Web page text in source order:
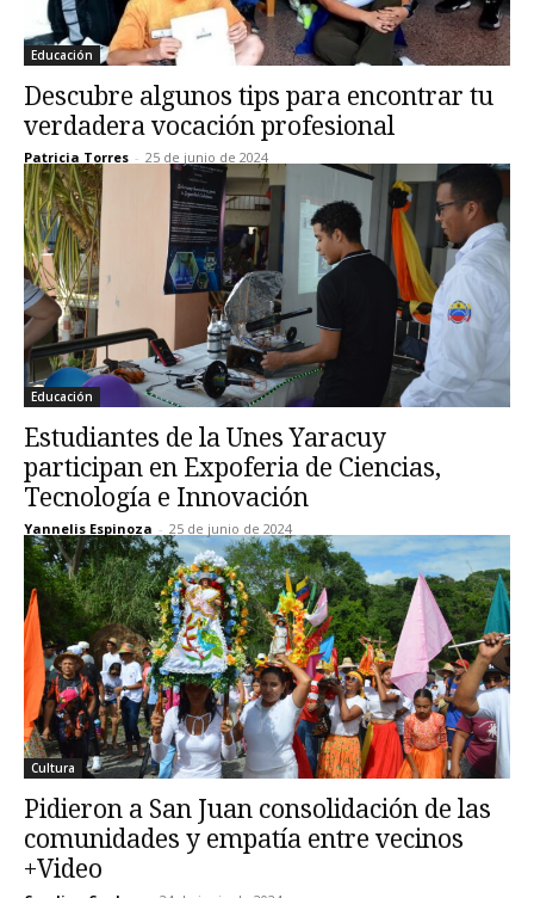
Educación
Descubre algunos tips para encontrar tu
verdadera vocación profesional
Patricia Torres - 25 de junio de 2024
Educación
Estudiantes de la Unes Yaracuy
participan en Expoferia de Ciencias,
Tecnología e Innovación
Yannelis Espinoza - 25 de junio de 2024
Cultura
Pidieron a San Juan consolidación de las
comunidades y empatía entre vecinos
+Video